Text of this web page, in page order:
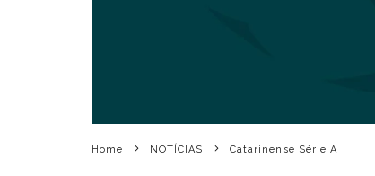
Home NOTÍCIAS Catarinense Série A